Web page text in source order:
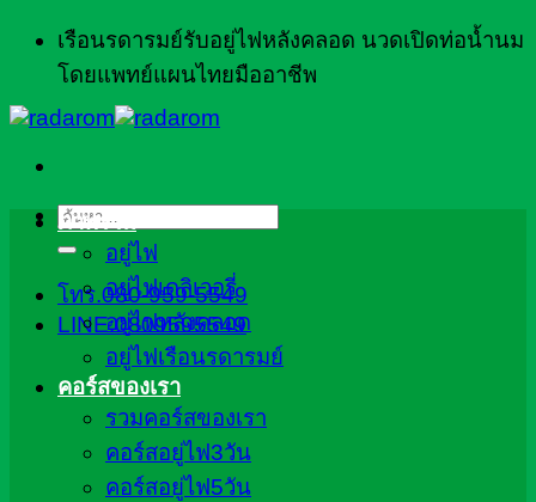
ข้าม
ยัง
เรือนรดารมย์รับอยู่ไฟหลังคลอด นวดเปิดท่อน้ำนม
โดยแพทย์แผนไทยมืออาชีพ
ค้นหา:
โทร.080-959-5549
LINE:0809595549
ภาพรวม
อยู่ไฟ
อยู่ไฟเดลิเวอรี่
อยู่ไฟหลังคลอด
อยู่ไฟเรือนรดารมย์
คอร์สของเรา
รวมคอร์สของเรา
คอร์สอยู่ไฟ3วัน
คอร์สอยู่ไฟ5วัน